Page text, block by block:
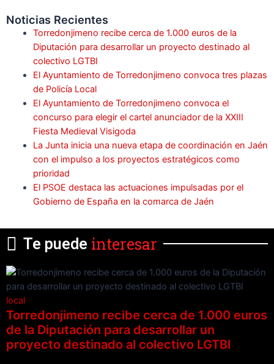
Noticias Recientes
Torredonjimeno recibe cerca de 1.000 euros de la
Diputación para desarrollar un proyecto destinado al
colectivo LGTBI
El Ayuntamiento de Torredonjimeno convoca tres plazas
de Policía Local
El Ayuntamiento de Torredonjimeno convoca el
concurso para elegir el cartel anunciador de la XXIII
Fiesta Medieval Visigoda
La Junta inicia una nueva etapa de coordinación en Jaén
con el impulso a los proyectos estratégicos como
prioridad
El PSOE destaca las actuaciones impulsadas por el
Gobierno de España en la comarca de Jaén
Te puede interesar
local
Torredonjimeno recibe cerca de 1.000 euros
de la Diputación para desarrollar un
proyecto destinado al colectivo LGTBI